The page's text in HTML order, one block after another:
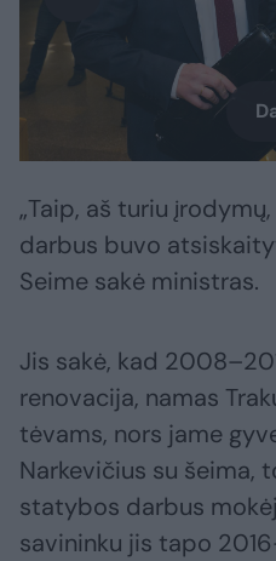
„Taip, aš turiu
darbus buvo
Seime sakė ministras.
Jis sakė, kad
renovacija, namas
tėvams, nors jame
Narkevičius su šeima,
statybos darbus
savininku jis tapo